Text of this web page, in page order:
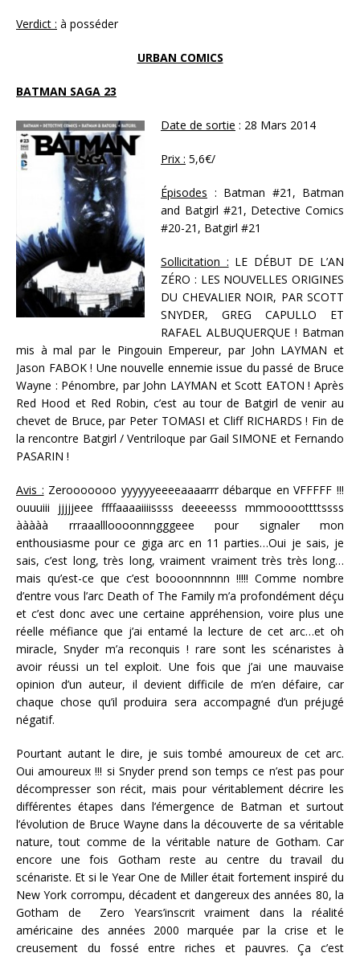
Verdict : à posséder
URBAN COMICS
BATMAN SAGA 23
Date de sortie : 28 Mars 2014
Prix : 5,6€/
Épisodes : Batman #21, Batman
and Batgirl #21, Detective Comics
#20-21, Batgirl #21
Sollicitation : LE DÉBUT DE L’AN
ZÉRO : LES NOUVELLES ORIGINES
DU CHEVALIER NOIR, PAR SCOTT
SNYDER, GREG CAPULLO ET
RAFAEL ALBUQUERQUE ! Batman
mis à mal par le Pingouin Empereur, par John LAYMAN et
Jason FABOK ! Une nouvelle ennemie issue du passé de Bruce
Wayne : Pénombre, par John LAYMAN et Scott EATON ! Après
Red Hood et Red Robin, c’est au tour de Batgirl de venir au
chevet de Bruce, par Peter TOMASI et Cliff RICHARDS ! Fin de
la rencontre Batgirl / Ventriloque par Gail SIMONE et Fernando
PASARIN !
Avis : Zerooooooo yyyyyyeeeeaaaarrr débarque en VFFFFF !!!
ouuuiii jjjjjeee ffffaaaaiiiissss deeeeesss mmmoooottttssss
ààààà rrraaallloooonnngggeee pour signaler mon
enthousiasme pour ce giga arc en 11 parties…Oui je sais, je
sais, c’est long, très long, vraiment vraiment très très long…
mais qu’est-ce que c’est boooonnnnnn !!!!! Comme nombre
d’entre vous l’arc Death of The Family m’a profondément déçu
et c’est donc avec une certaine appréhension, voire plus une
réelle méfiance que j’ai entamé la lecture de cet arc…et oh
miracle, Snyder m’a reconquis ! rare sont les scénaristes à
avoir réussi un tel exploit. Une fois que j’ai une mauvaise
opinion d’un auteur, il devient difficile de m’en défaire, car
chaque chose qu’il produira sera accompagné d’un préjugé
négatif.
Pourtant autant le dire, je suis tombé amoureux de cet arc.
Oui amoureux !!! si Snyder prend son temps ce n’est pas pour
décompresser son récit, mais pour véritablement décrire les
différentes étapes dans l’émergence de Batman et surtout
l’évolution de Bruce Wayne dans la découverte de sa véritable
nature, tout comme de la véritable nature de Gotham. Car
encore une fois Gotham reste au centre du travail du
scénariste. Et si le Year One de Miller était fortement inspiré du
New York corrompu, décadent et dangereux des années 80, la
Gotham de Zero Years’inscrit vraiment dans la réalité
américaine des années 2000 marquée par la crise et le
creusement du fossé entre riches et pauvres. Ça c’est